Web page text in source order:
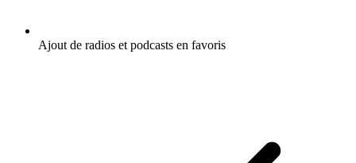
Ajout de radios et podcasts en favoris